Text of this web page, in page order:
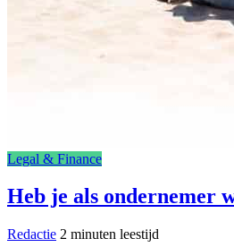
Legal & Finance
Heb je als ondernemer
Redactie 2 minuten leestijd